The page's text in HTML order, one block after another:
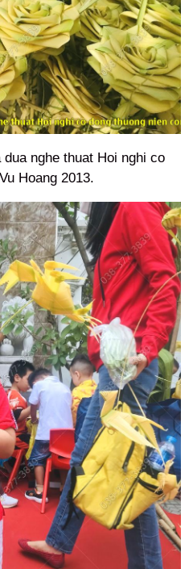
nghe thuat Hoi nghi co
Hoang 2013.